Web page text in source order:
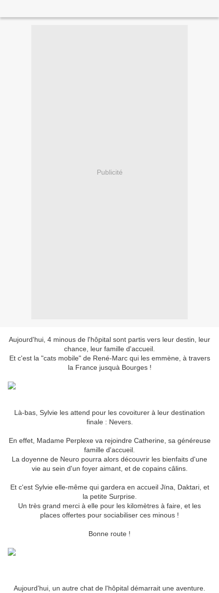
Publicité
Aujourd'hui, 4 minous de l'hôpital sont partis vers leur destin, leur
chance, leur famille d'accueil.
Et c'est la "cats mobile" de René-Marc qui les emmène, à travers
la France jusquà Bourges !
Là-bas, Sylvie les attend pour les covoiturer à leur destination
finale : Nevers.
En effet, Madame Perplexe va rejoindre Catherine, sa généreuse
famille d'accueil.
La doyenne de Neuro pourra alors découvrir les bienfaits d'une
vie au sein d'un foyer aimant, et de copains câlins.
Et c'est Sylvie elle-même qui gardera en accueil Jïna, Daktari, et
la petite Surprise.
Un très grand merci à elle pour les kilomètres à faire, et les
places offertes pour sociabiliser ces minous !
Bonne route !
Aujourd'hui, un autre chat de l'hôpital démarrait une aventure.